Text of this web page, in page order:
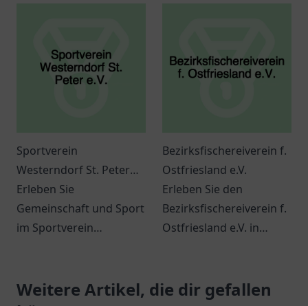
Geschichte und Kultur.
Sportverein
Westerndorf St. Peter
e.V.
Erleben Sie
Gemeinschaft und Sport
im Sportverein
Ort für alle
Bezirksfischereiverein f.
Ostfriesland e.V.
Erleben Sie den
Bezirksfischereiverein f.
Ostfriesland e.V. in
Naturlieben.
Weitere Artikel, die dir gefallen